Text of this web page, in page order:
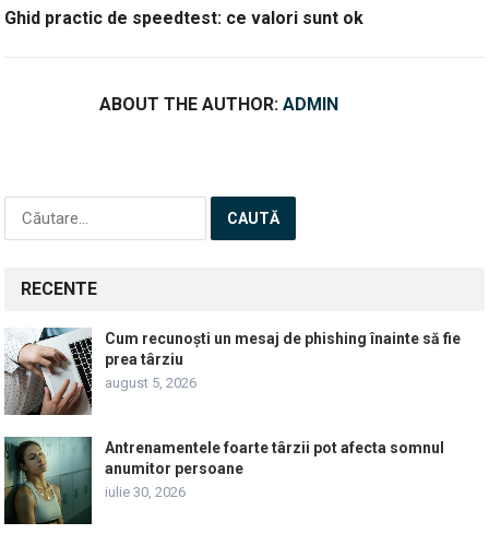
Ghid practic de speedtest: ce valori sunt ok
ABOUT THE AUTHOR:ADMIN
Caută
RECENTE
Cum recunoști un mesaj de phishing înainte să fie
prea târziu
august 5, 2026
Antrenamentele foarte târzii pot afecta somnul
anumitor persoane
iulie 30, 2026